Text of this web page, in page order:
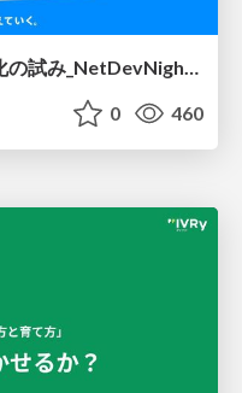
NetBoxを利用した作業効率化の試み_NetDevNight4
0 460